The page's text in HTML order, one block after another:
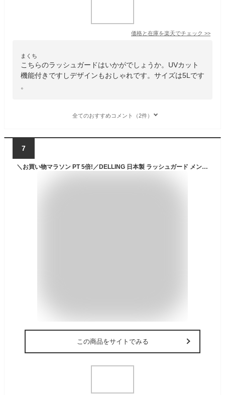
価格と在庫を楽天でチェック >>
まくち
こちらのラッシュガードはいかがでしょうか。UVカット
機能付きですしデザインもおしゃれです。サイズは5Lです
。
全てのおすすめコメント（2件）
7
＼お買い物マラソン PT 5倍!／DELLING 日本製 ラッシュガード メンズ 半袖（大きいサイズ 5L）UVカット 紫外線カット 日焼け防止 Tシャツ ラッシュTシャツ ラッシュ半袖 水着 ウェットスーツ ドライスーツ インナー サーフィン ダイビング 体型カバー 水陸両用
この商品をサイトでみる